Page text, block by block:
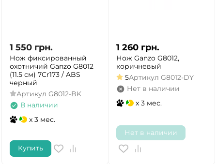
1 550 грн.
Нож фиксированный
охотничий Ganzo G8012
(11.5 см) 7Cr173 / ABS
черный
Артикул G8012-BK
В наличии
x 3 мес.
Купить
1 260 грн.
Нож Ganzo G8012,
коричневый
5Артикул G8012-DY
Нет в наличии
x 3 мес.
Нет в наличии